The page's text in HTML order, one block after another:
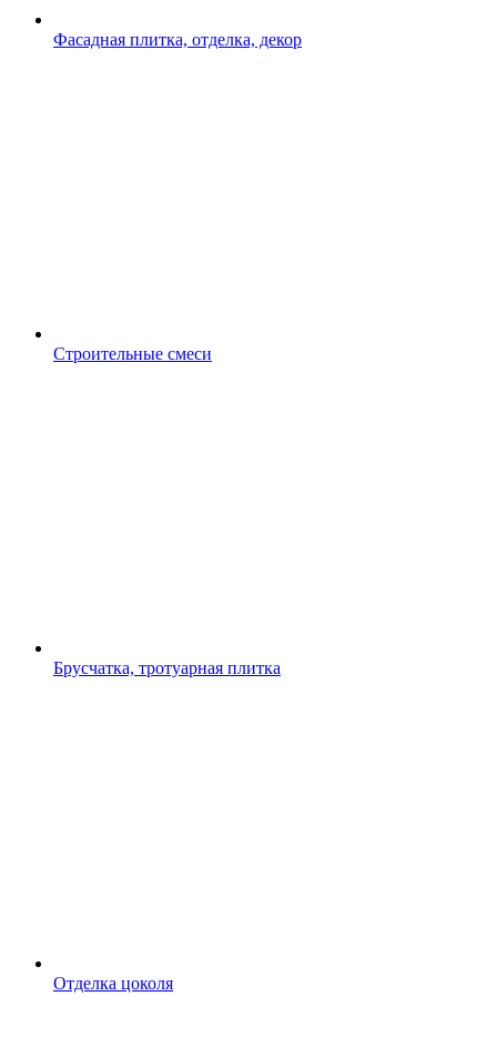
Фасадная плитка, отделка, декор
Строительные смеси
Брусчатка, тротуарная плитка
Отделка цоколя